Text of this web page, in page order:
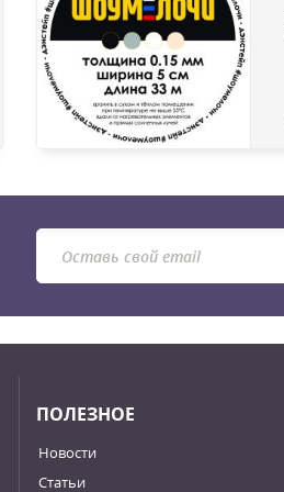
ПОЛЕЗНОЕ
Новости
Статьи